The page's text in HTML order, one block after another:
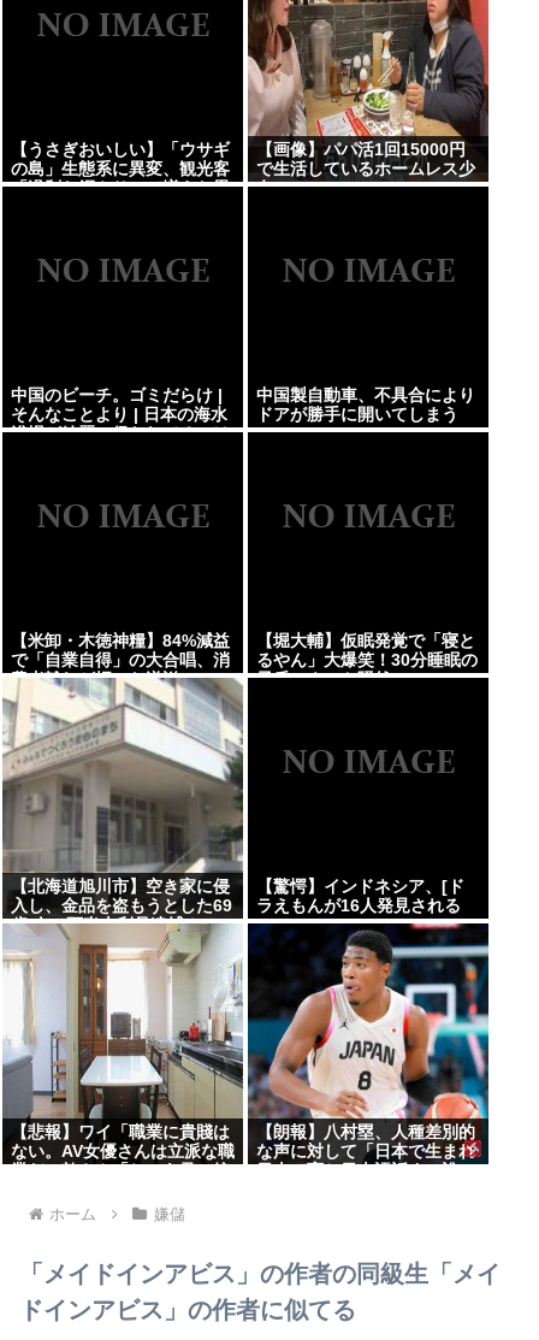
【うさぎおいしい】「ウサギ
の島」生態系に異変、観光客
「過剰な餌やり」で増えた思
【画像】パパ活1回15000円
で生活しているホームレス少
女www
中国のビーチ。ゴミだらけ |
そんなことより | 日本の海水
浴場が綺麗に保たれてるのは
中国製自動車、不具合により
ドアが勝手に開いてしまう
【米卸・木徳神糧】84%減益
で「自業自得」の大合唱、消
費者離れが招いた逆説
【堀大輔】仮眠発覚で「寝と
るやん」大爆笑！30分睡眠の
矛盾にネット騒然
【北海道旭川市】空き家に侵
入し、金品を盗もうとした69
歳 人、阿㘴上利是逮捕！
【驚愕】インドネシア、[ド
ラえもんが16人発見される
www
【悲報】ワイ「職業に貴賤は
ない。AV女優さんは立派な職
業だ」敵さん「じゃあ君の娘
【朗報】八村塁、人種差別的
な声に対して「日本で生まれ
日本で育ち日本語話す。誰に
ホーム
嫌儲
「メイドインアビス」の作者の同級生「メイ
ドインアビス」の作者に似てる